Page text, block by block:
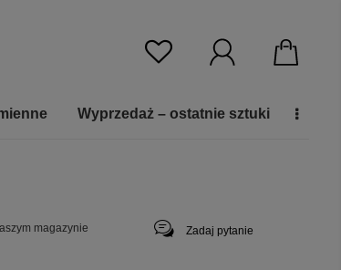
Wyprzedaż – ostatnie sztuki
magazynie Zadaj pytanie